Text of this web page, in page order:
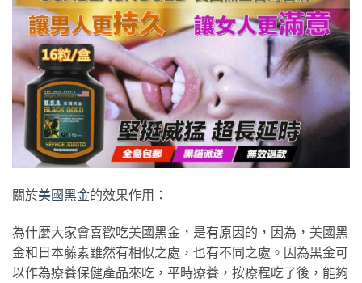
關於美國黑金的效果作用：
為什麼大家會喜歡吃美國黑金，是有原因的，因為，美國黑
金和日本藤素雖然有相似之處，也有不同之處。因為黑金可
以作為療養保健產品來吃，平時療養，按療程吃了後，能夠